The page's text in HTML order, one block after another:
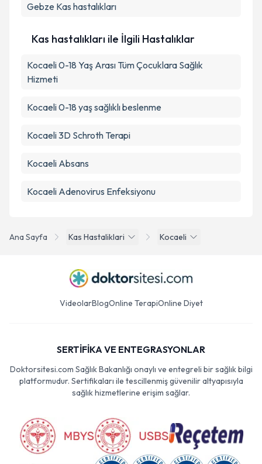
Ana Sayfa Kas Hastaliklari Kocaeli
Gebze Kas hastalıkları
Kas hastalıkları ile İlgili Hastalıklar
Kocaeli 0-18 Yaş Arası Tüm Çocuklara Sağlık
Hizmeti
Kocaeli 0-18 yaş sağlıklı beslenme
Kocaeli 3D Schroth Terapi
Kocaeli Absans
Kocaeli Adenovirus Enfeksiyonu
VideolarBlogOnline TerapiOnline Diyet
SERTİFİKA VE ENTEGRASYONLAR
Doktorsitesi.com Sağlık Bakanlığı onaylı ve entegreli bir sağlık bilgi
platformudur. Sertifikaları ile tescillenmiş güvenilir altyapısıyla
sağlık hizmetlerine erişim sağlar.